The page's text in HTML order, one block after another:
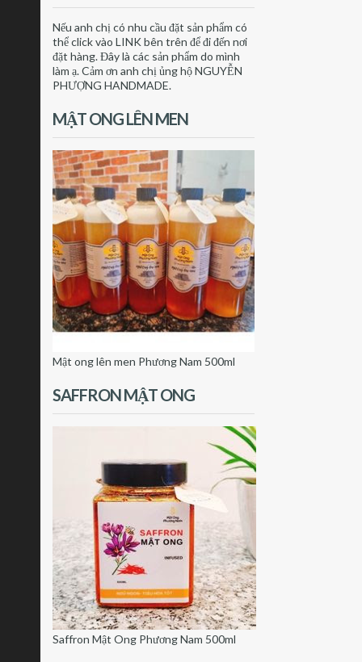
Nếu anh chị có nhu cầu đặt sản phẩm có
thể click vào LINK bên trên để đi đến nơi
đặt hàng. Đây là các sản phẩm do mình
làm ạ. Cảm ơn anh chị ủng hộ NGUYỄN
PHƯỢNG HANDMADE.
MẬT ONG LÊN MEN
Mật ong lên men Phương Nam 500ml
SAFFRON MẬT ONG
Saffron Mật Ong Phương Nam 500ml